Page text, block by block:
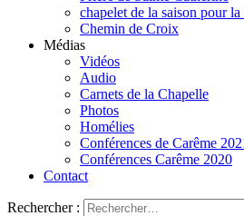
chapelet de la saison pour la
Chemin de Croix
Médias
Vidéos
Audio
Carnets de la Chapelle
Photos
Homélies
Conférences de Carême
Conférences Carême 2020
Contact
Rechercher :